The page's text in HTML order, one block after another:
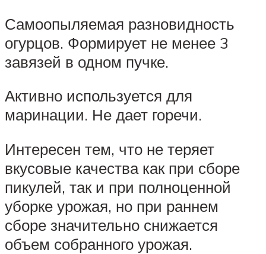
Самоопыляемая разновидность
огурцов. Формирует не менее 3
завязей в одном пучке.
Активно используется для
маринации. Не дает горечи.
Интересен тем, что не теряет
вкусовые качества как при сборе
пикулей, так и при полноценной
уборке урожая, но при раннем
сборе значительно снижается
объем собранного урожая.